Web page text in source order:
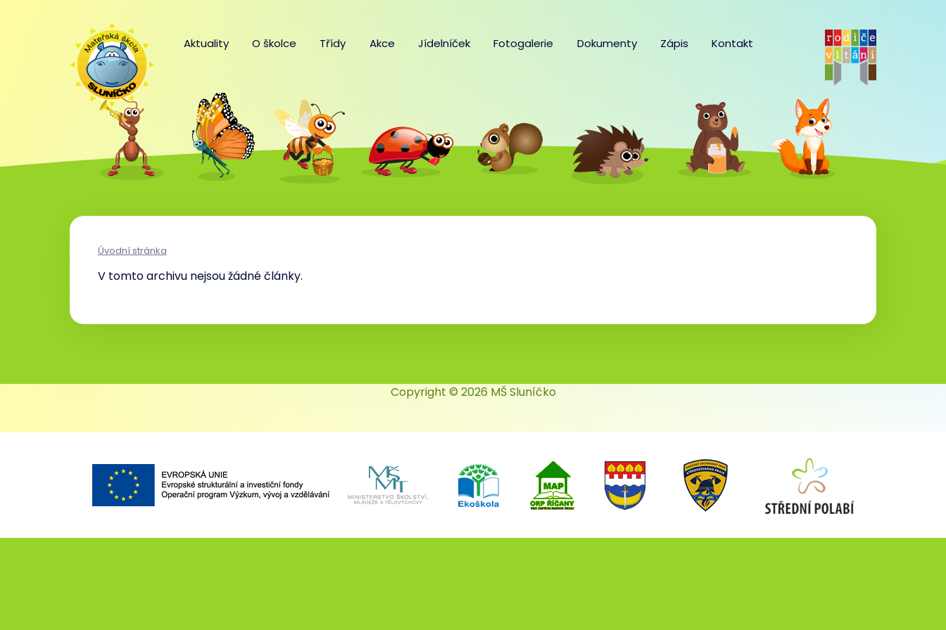
Aktuality O školce Třídy Akce Jídelníček Fotogalerie Dokumenty Zápis Kontakt
Úvodní stránka
V tomto archivu nejsou žádné články.
Copyright © 2026 MŠ Sluníčko